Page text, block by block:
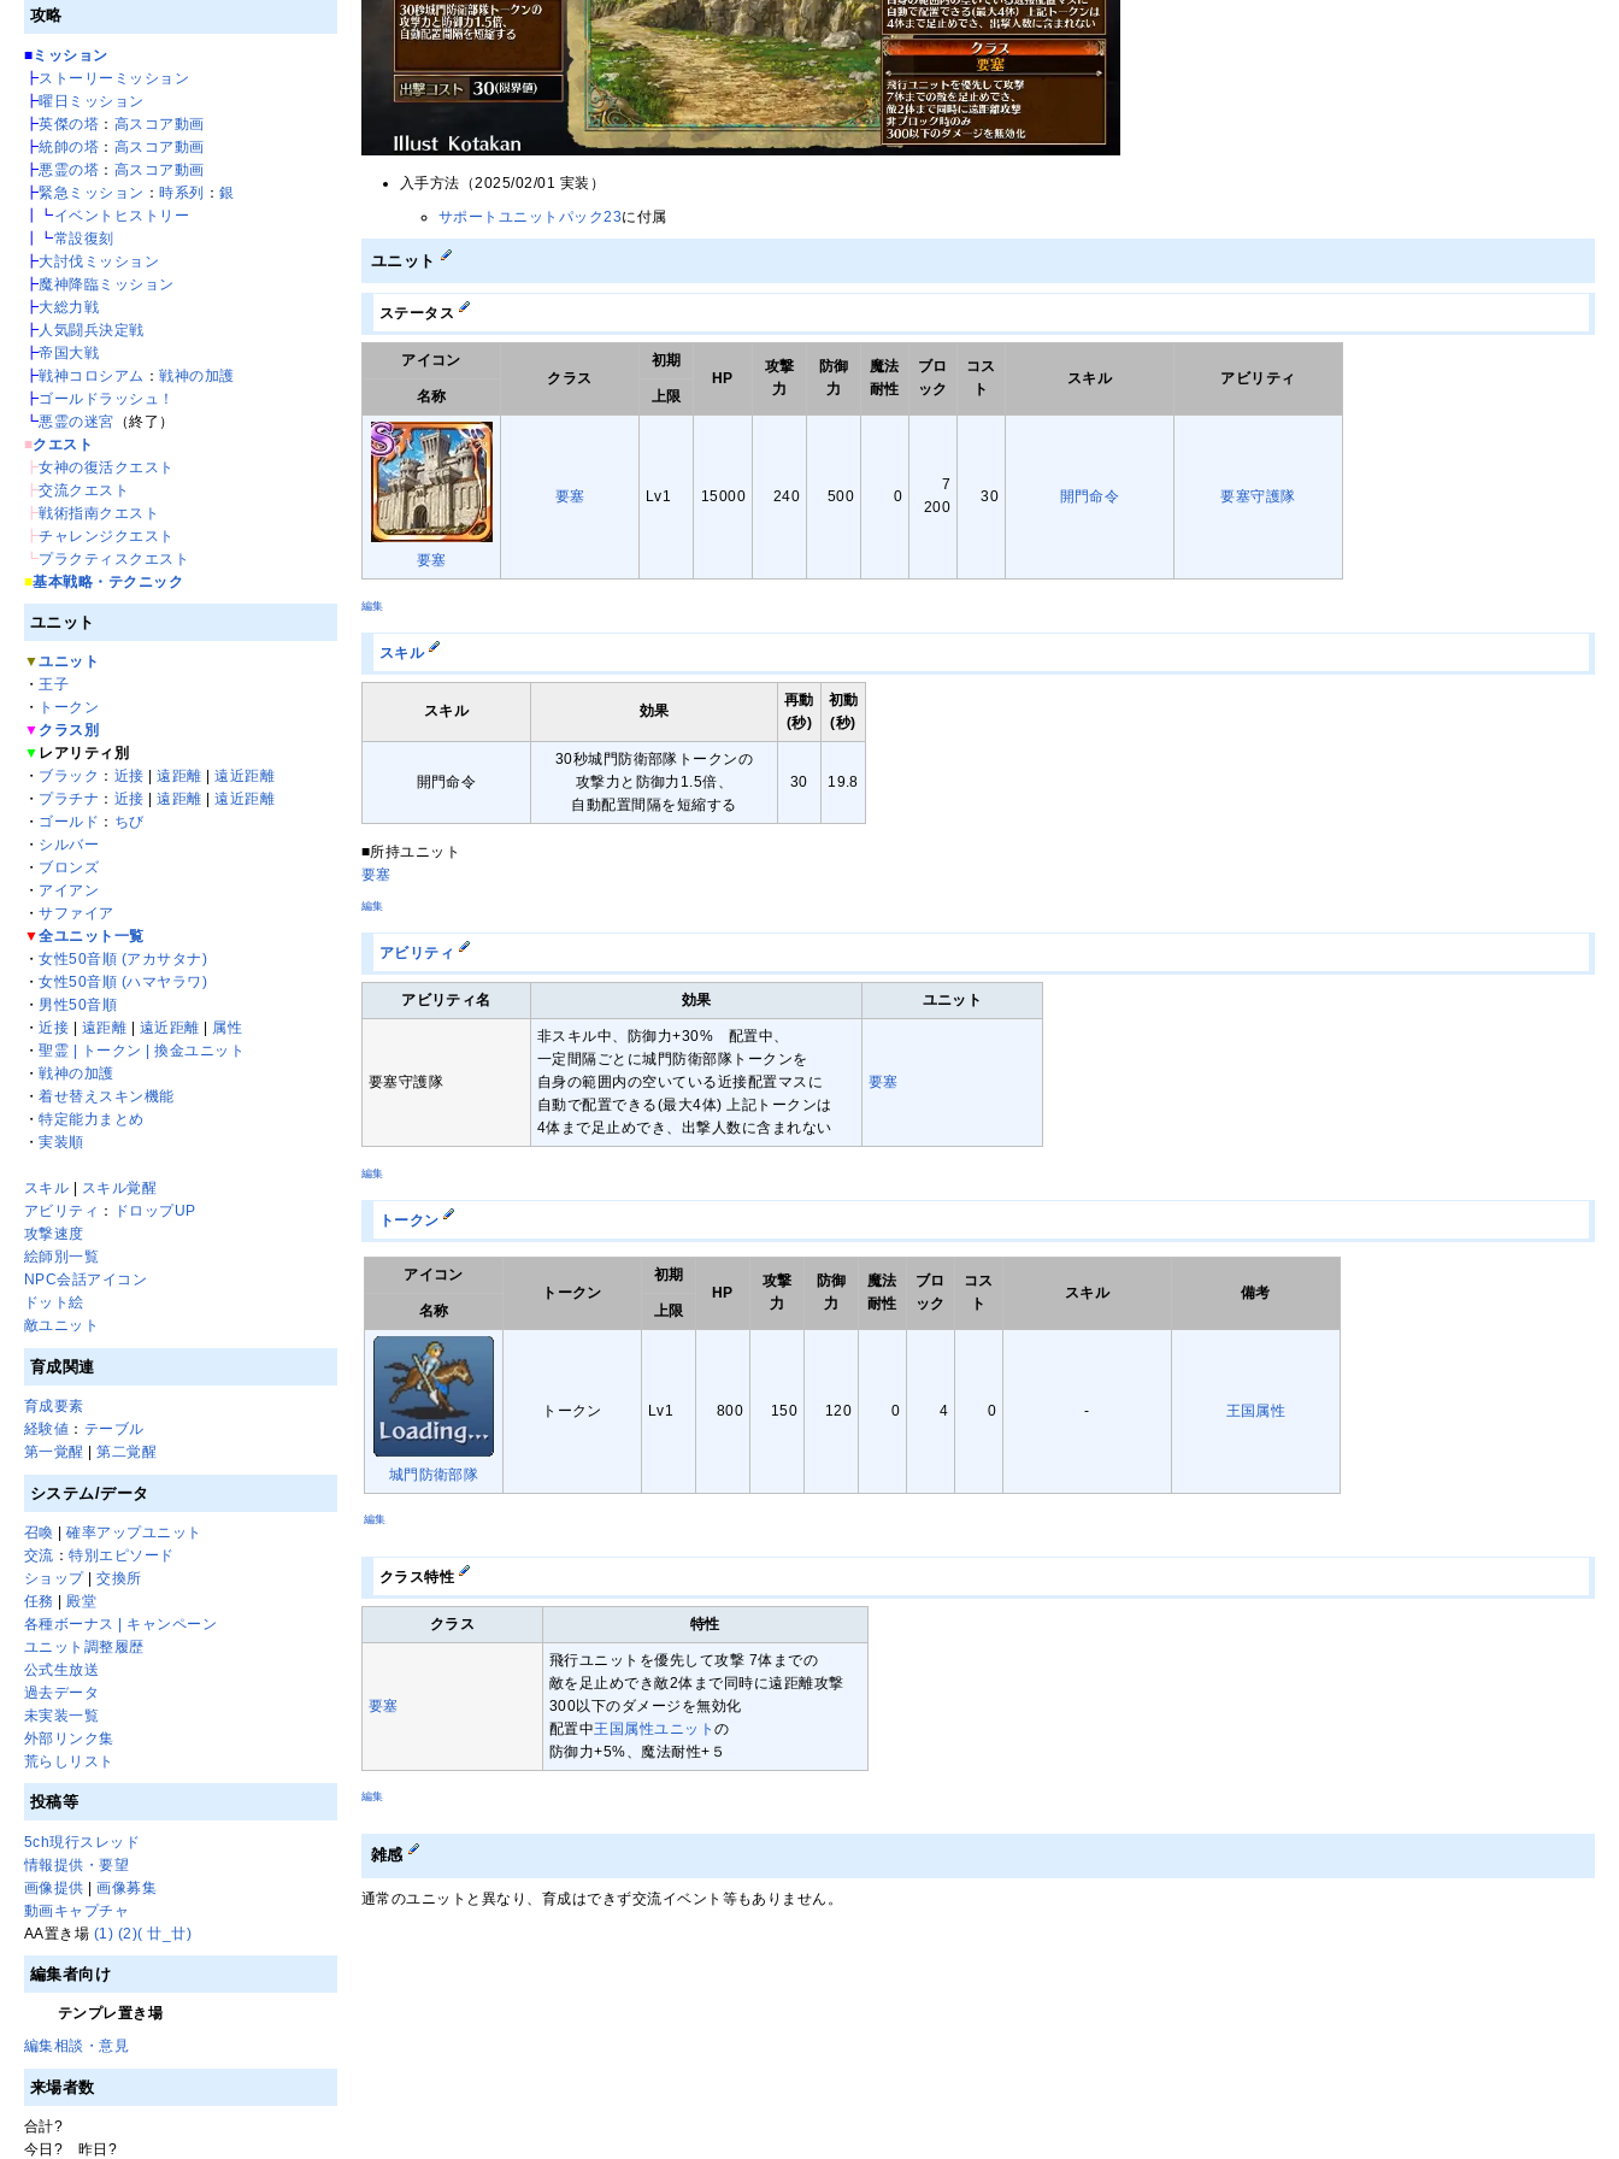
入手方法（2025/02/01 実装）
サポートユニットパック23に付属
ユニット
ステータス
アイコン
クラス
初期
HP
攻撃
力
防御
力
魔法
耐性
ブロ
ック
コス
ト
スキル
アビリティ
名称
上限
要塞
要塞 Lv1 15000 240 500 0
7
200
30 開門命令 要塞守護隊
編集
スキル
スキル 効果
再動
(秒)
初動
(秒)
開門命令
30秒城門防衛部隊トークンの
攻撃力と防御力1.5倍、
自動配置間隔を短縮する
30 19.8
■所持ユニット
要塞
編集
アビリティ
アビリティ名 効果 ユニット
要塞守護隊
非スキル中、防御力+30% 配置中、
一定間隔ごとに城門防衛部隊トークンを
自身の範囲内の空いている近接配置マスに
自動で配置できる(最大4体) 上記トークンは
4体まで足止めでき、出撃人数に含まれない
要塞
編集
トークン
アイコン
トークン
初期
HP
攻撃
力
防御
力
魔法
耐性
ブロ
ック
コス
ト
スキル
備考
名称
上限
城門防衛部隊
トークン Lv1 800 150 120 0 4 0 - 王国属性
編集
クラス特性
クラス 特性
要塞
飛行ユニットを優先して攻撃 7体までの
敵を足止めでき敵2体まで同時に遠距離攻撃
300以下のダメージを無効化
配置中王国属性ユニットの
防御力+5%、魔法耐性+５
編集
雑感
通常のユニットと異なり、育成はできず交流イベント等もありません。
攻略
■ ミッション
┣ストーリーミッション
┣曜日ミッション
┣英傑の塔 ： 高スコア動画
┣統帥の塔 ： 高スコア動画
┣悪霊の塔 ： 高スコア動画
┣緊急ミッション ：時系列 ：銀
┃┗イベントヒストリー
┃┗常設復刻
┣大討伐ミッション
┣魔神降臨ミッション
┣大総力戦
┣ 人気闘兵決定戦
┣帝国大戦
┣戦神コロシアム ：戦神の加護
┣ゴールドラッシュ！
┗悪霊の迷宮 （終了）
■クエスト
┣女神の復活クエスト
┣交流クエスト
┣戦術指南クエスト
┣チャレンジクエスト
┗プラクティスクエスト
■基本戦略・テクニック
ユニット
▼ユニット
・ 王子
・
トークン
▼ クラス別
▼ レアリティ別
・ ブラック ： 近接 |遠距離 |遠近距離
・ プラチナ ： 近接 |遠距離 |遠近距離
・ ゴールド ： ちび
・ シルバー
・ ブロンズ
・ アイアン
・サファイア
▼全ユニット一覧
・女性50音順 (アカサタナ)
・女性50音順 (ハマヤラワ)
・ 男性50音順
・近接 遠距離 遠近距離
属性
・聖霊 | トークン | 換金ユニット
・戦神の加護
・着せ替えスキン機能
・特定能力まとめ
・実装順
スキル
スキル覚醒
アビリティ ：
ドロップUP
攻撃速度
絵師別一覧
NPC会話アイコン
ドット絵
敵ユニット
育成関連
育成要素
経験値 ： テーブル
第一覚醒
|第二覚醒
システム/データ
召喚 |確率アップユニット
交流 ：特別エピソード
ショップ|交換所
任務 | 殿堂
各種ボーナス | キャンペーン
ユニット調整履歴
公式生放送
過去データ
未実装一覧
外部リンク集
荒らしリスト
投稿等
5ch現行スレッド
情報提供・要望
画像提供 |画像募集
動画キャプチャ
AA置き場 (1) (2)( 廿_廿)
編集者向け
テンプレ置き場
編集相談・意見
来場者数
合計?
今日 ? 昨日 ?